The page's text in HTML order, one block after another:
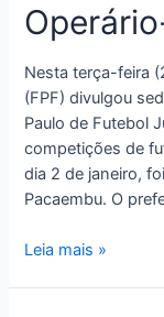
Nesta terça-feira
(FPF) divulgou
Paulo de Futebol
competições de
dia 2 de janeiro,
Pacaembu. O
Leia mais »